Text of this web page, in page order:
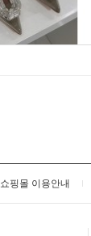
쇼핑몰 이용안내